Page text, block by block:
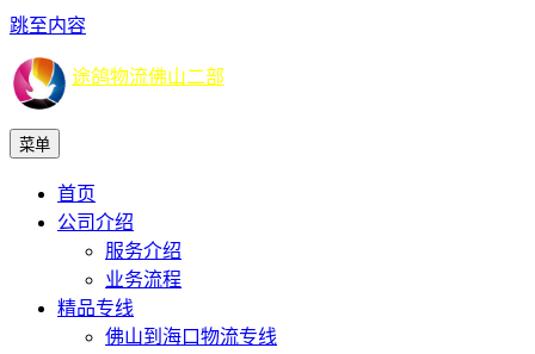
跳至内容
途鸽物流佛山二部
菜单
首页
公司介绍
服务介绍
业务流程
精品专线
佛山到海口物流专线